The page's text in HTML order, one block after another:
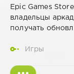
Epic Games
владельцы
получать
Игры